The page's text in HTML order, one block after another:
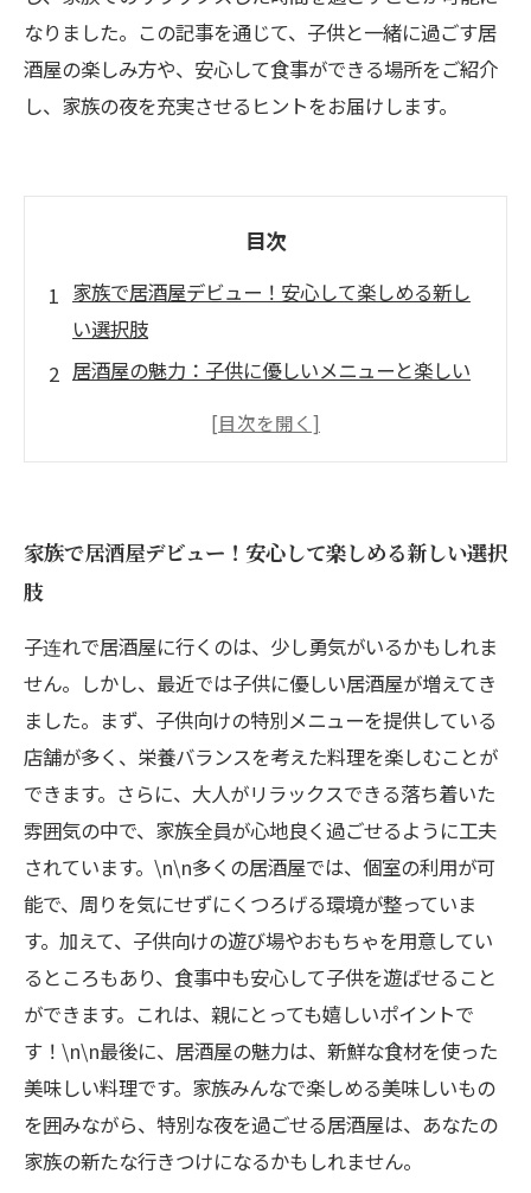
なりました。この記事を通じて、子供と一緒に過ごす居
酒屋の楽しみ方や、安心して食事ができる場所をご紹介
し、家族の夜を充実させるヒントをお届けします。
目次
家族で居酒屋デビュー！安心して楽しめる新し
い選択肢
居酒屋の魅力：子供に優しいメニューと楽しい
よう
に
特別な家族の夜を演出する居酒屋選びのポイン
ト
子連れ居酒屋の成功体験：家族の思い出を深め
る食事の楽しみ方
家族で居酒屋デビュー！安心して楽しめる新しい選択
肢
子连れで居酒屋に行くのは、少し勇気がいるかもしれま
せん。しかし、最近では子供に優しい居酒屋が増えてき
ました。まず、子供向けの特別メニューを提供している
店舗が多く、栄養バランスを考えた料理を楽しむことが
できます。さらに、大人がリラックスできる落ち着いた
雰囲気の中で、家族全員が心地良く過ごせるように工夫
されています。\n\n多くの居酒屋では、個室の利用が可
能で、周りを気にせずにくつろげる環境が整っていま
す。加えて、子供向けの遊び場やおもちゃを用意してい
るところもあり、食事中も安心して子供を遊ばせること
ができます。これは、親にとっても嬉しいポイントで
す！\n\n最後に、居酒屋の魅力は、新鮮な食材を使った
美味しい料理です。家族みんなで楽しめる美味しいもの
を囲みながら、特別な夜を過ごせる居酒屋は、あなたの
家族の新たな行きつけになるかもしれません。